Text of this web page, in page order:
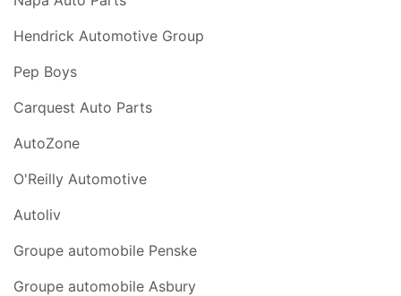
Hendrick Automotive Group
Pep Boys
Carquest Auto Parts
AutoZone
O'Reilly Automotive
Autoliv
Groupe automobile Penske
Groupe automobile Asbury